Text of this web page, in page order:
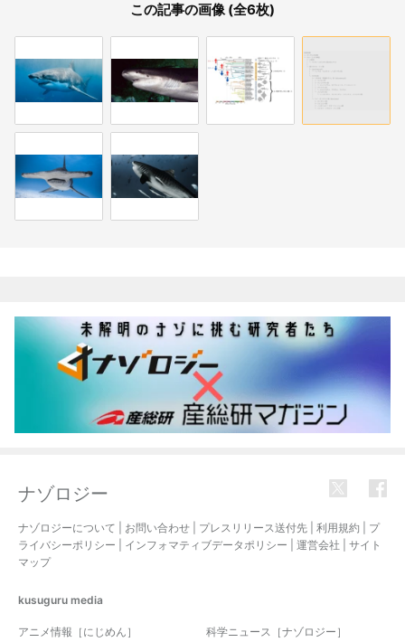
この記事の画像 (全6枚)
ナゾロジー
ナゾロジーについて お問い合わせ プレスリリース送付先 利用規約
プ
ライバシーポリシー
インフォマティブデータポリシー 運営会社
サイト
マップ
kusuguru media
アニメ情報［にじめん］ 科学ニュース［ナゾロジー］